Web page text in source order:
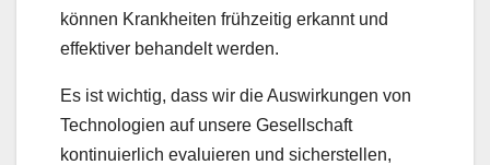
können Krankheiten frühzeitig erkannt und
effektiver behandelt werden.
Es ist wichtig, dass wir die Auswirkungen von
Technologien auf unsere Gesellschaft
kontinuierlich evaluieren und sicherstellen,